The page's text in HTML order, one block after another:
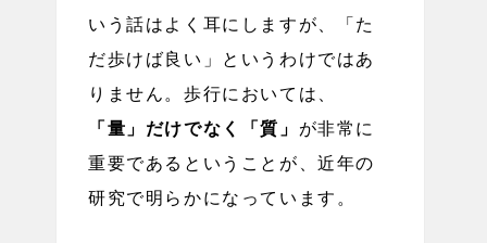
いう話はよく耳にしますが、「た
だ歩けば良い」というわけではあ
りません。歩行においては、
「量」だけでなく「質」 が非常に
重要であるということが、近年の
研究で明らかになっています。